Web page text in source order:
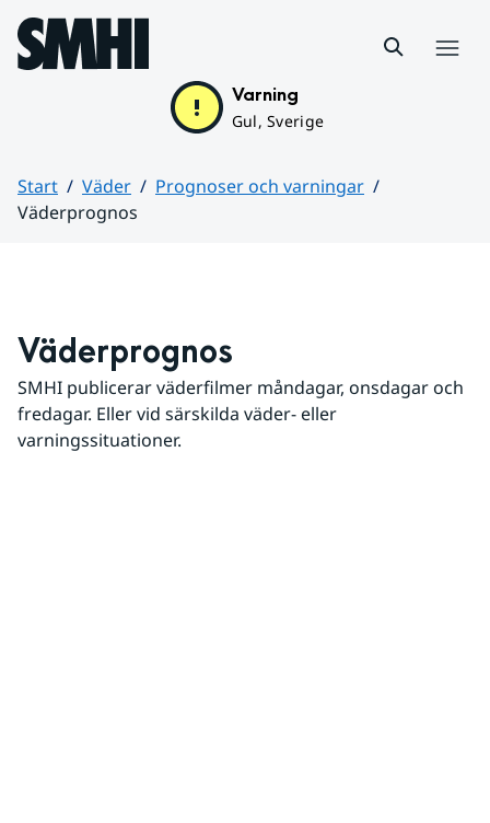
Hoppa till sidans innehåll
Varning
Gul, Sverige
Start Väder
Prognoser och varningar
Väderprognos
Väderprognos
SMHI publicerar väderfilmer måndagar, onsdagar och
fredagar. Eller vid särskilda väder- eller
varningssituationer.